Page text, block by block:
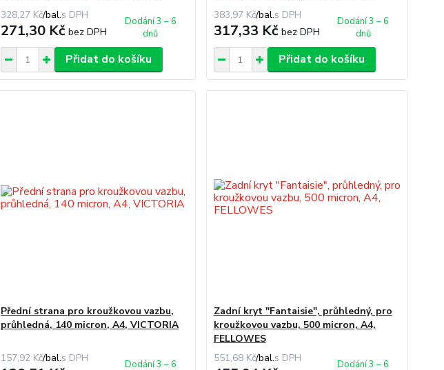
328,27 Kč/bal.
271,30 Kčbez DPH
Dodání 3 – 6
dnů
Přidat do košíku
383,97 Kč/bal.
317,33 Kč bez DPH
Dodání 3 – 6
dnů
Přidat do košíku
Přední strana pro kroužkovou vazbu,
průhledná, 140 micron, A4, VICTORIA
157,92 Kč/bal. Dodání 3 – 6
Zadní kryt "Fantaisie", průhledný, pro
kroužkovou vazbu, 500 micron, A4,
FELLOWES
551,68 Kč/bal. Dodání 3 – 6